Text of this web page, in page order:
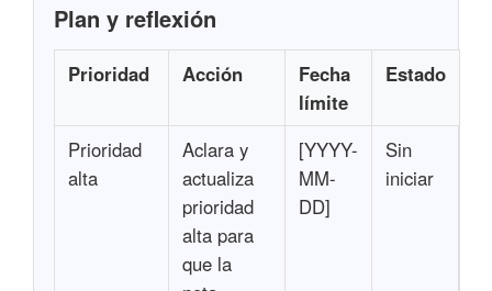
Plan y reflexión
Prioridad Acción
Fecha
límite
Estado
Prioridad
alta
Aclara y
actualiza
prioridad
alta para
que la
[YYYY-
MM-
DD]
Sin
iniciar